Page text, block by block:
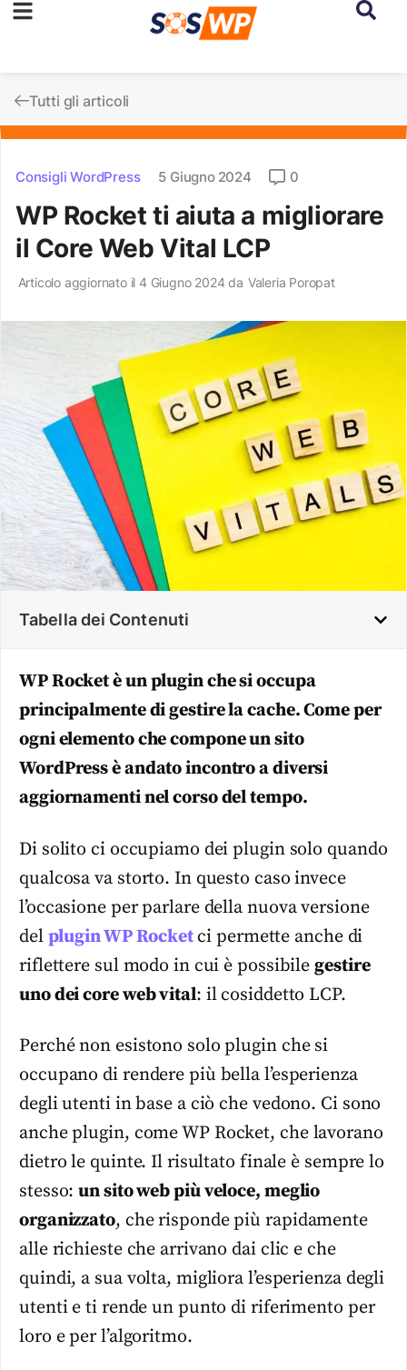
Tutti gli articoli
Consigli WordPress 5 Giugno 2024 0
WP Rocket ti aiuta a migliorare
il Core Web Vital LCP
Articolo aggiornato il 4 Giugno 2024 da Valeria Poropat
Tabella dei Contenuti
WP Rocket è un plugin che si occupa
principalmente di gestire la cache. Come per
ogni elemento che compone un sito
WordPress è andato incontro a diversi
aggiornamenti nel corso del tempo.
Di solito ci occupiamo dei plugin solo quando
qualcosa va storto. In questo caso invece
l’occasione per parlare della nuova versione
del plugin WP Rocketci permette anche di
riflettere sul modo in cui è possibilegestire
uno dei core web vital: il cosiddetto LCP.
Perché non esistono solo plugin che si
occupano di rendere più bella l’esperienza
degli utenti in base a ciò che vedono. Ci sono
anche plugin, come WP Rocket, che lavorano
dietro le quinte. Il risultato finale è sempre lo
stesso:un sito web più veloce, meglio
organizzato, che risponde più rapidamente
alle richieste che arrivano dai clic e che
quindi, a sua volta, migliora l’esperienza degli
utenti e ti rende un punto di riferimento per
loro e per l’algoritmo.